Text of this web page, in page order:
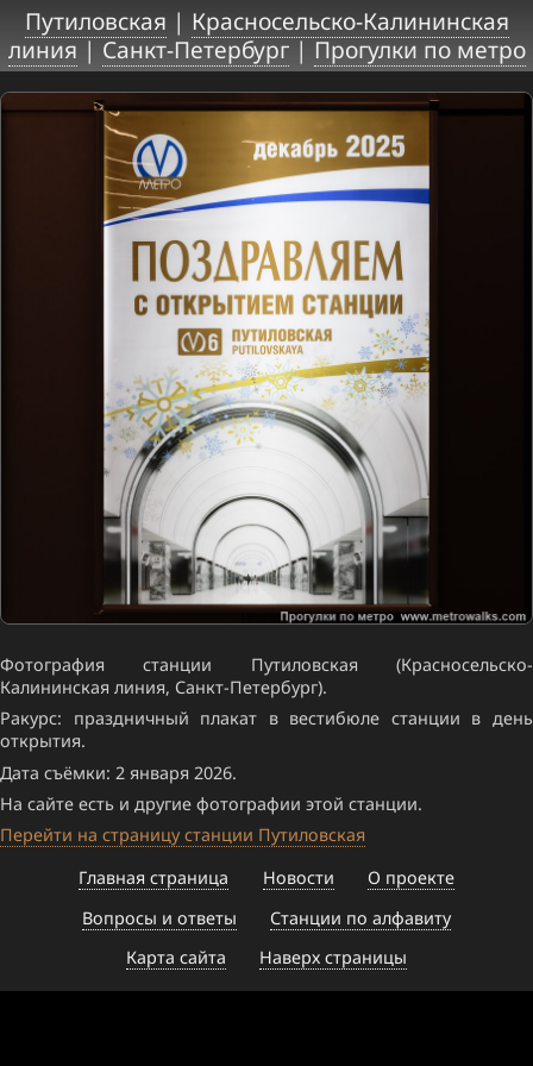
Путиловская | Красносельско-Калининская
линия|Санкт-Петербург|Прогулки по метро
Фотография станции Путиловская (Красносельско-
Калининская линия, Санкт-Петербург).
Ракурс: праздничный плакат в вестибюле станции в день
открытия.
Дата съёмки: 2 января 2026.
На сайте есть и другие фотографии этой станции.
Перейти на страницу станции Путиловская
Главная страница
Новости
О проекте
Вопросы и ответы
Станции по алфавиту
Карта сайта
Наверх страницы